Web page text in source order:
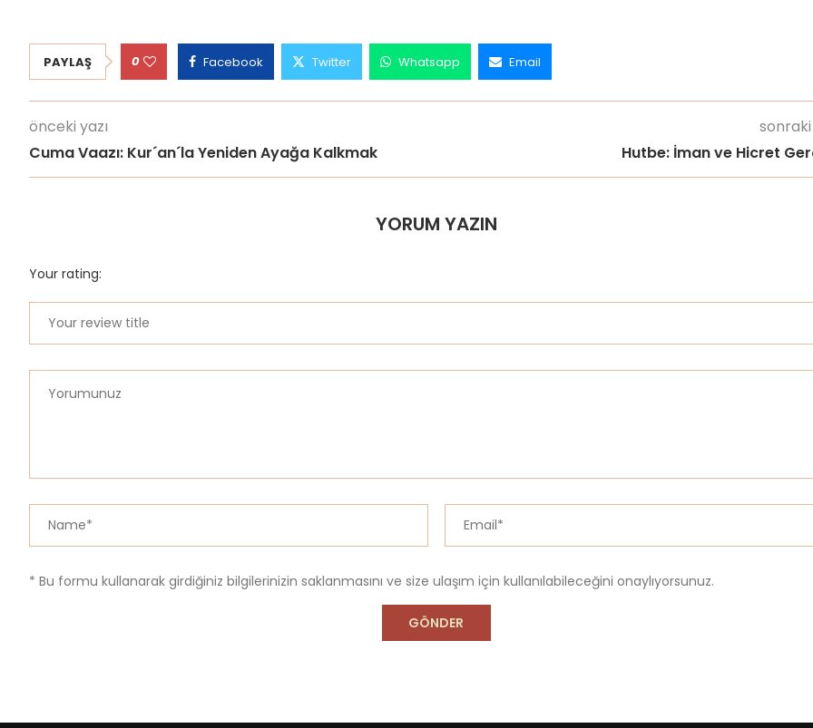
PAYLAŞ 0 Facebook Twitter Whatsapp Email
önceki yazı
Cuma Vaazı: Kur´an´la Yeniden Ayağa Kalkmak
sonraki
Hutbe: İman ve Hicret
YORUM YAZIN
Your rating:
* Bu formu kullanarak girdiğiniz bilgilerinizin saklanmasını ve size ulaşım için kullanılabileceğini onaylıyorsunuz.